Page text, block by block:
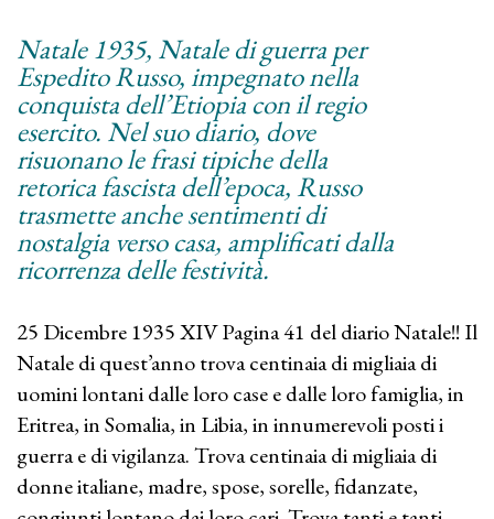
Natale 1935, Natale di guerra per
Espedito Russo, impegnato nella
conquista dell’Etiopia con il regio
esercito. Nel suo diario, dove
risuonano le frasi tipiche della
retorica fascista dell’epoca, Russo
trasmette anche sentimenti di
nostalgia verso casa, amplificati dalla
ricorrenza delle festività.
25 Dicembre 1935 XIV Pagina 41 del diario Natale!! Il
Natale di quest’anno trova centinaia di migliaia di
uomini lontani dalle loro case e dalle loro famiglia, in
Eritrea, in Somalia, in Libia, in innumerevoli posti i
guerra e di vigilanza. Trova centinaia di migliaia di
donne italiane, madre, spose, sorelle, fidanzate,